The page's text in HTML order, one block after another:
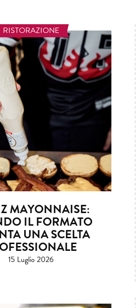
RISTORAZIONE
MAYONNAISE:
IL FORMATO
UNA SCELTA
15 Luglio 2026